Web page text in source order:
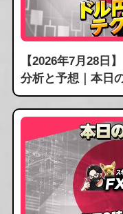
【2026年7月28日
分析と予想｜本日